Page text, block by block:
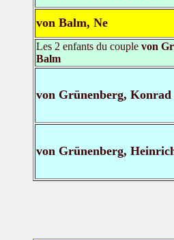
von Balm, Ne
Les 2 enfants du couple von
Balm
von Grünenberg, Konrad
von Grünenberg,